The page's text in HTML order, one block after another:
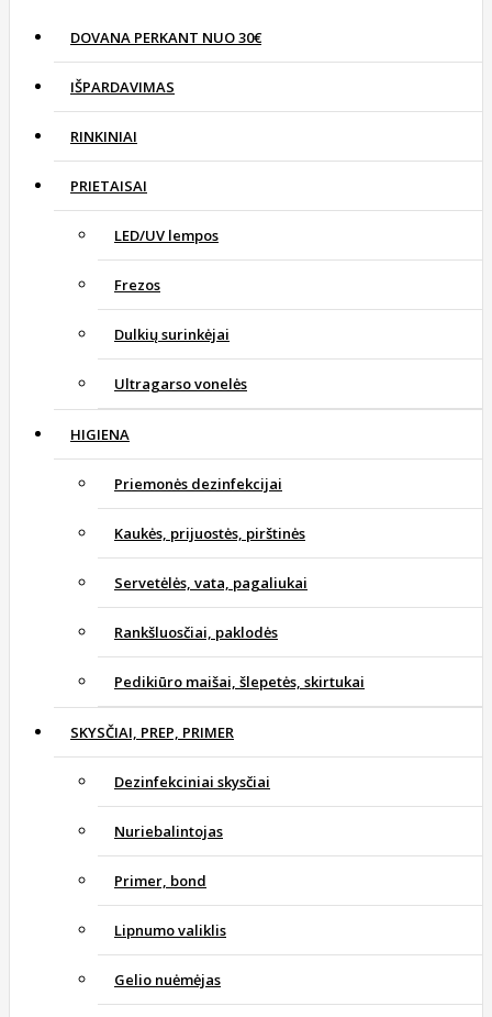
DOVANA PERKANT NUO 30€
IŠPARDAVIMAS
RINKINIAI
PRIETAISAI
LED/UV lempos
Frezos
Dulkių surinkėjai
Ultragarso vonelės
HIGIENA
Priemonės dezinfekcijai
Kaukės, prijuostės, pirštinės
Servetėlės, vata, pagaliukai
Rankšluosčiai, paklodės
Pedikiūro maišai, šlepetės, skirtukai
SKYSČIAI, PREP, PRIMER
Dezinfekciniai skysčiai
Nuriebalintojas
Primer, bond
Lipnumo valiklis
Gelio nuėmėjas